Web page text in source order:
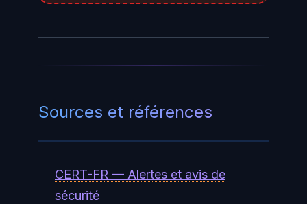
une adresse e-mail dediee ne
Sources et références
CERT-FR — Alertes et avis de
sécurité